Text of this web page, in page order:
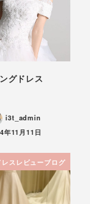
グドレス
i3t_admin
日
年11月11日
レスレビューブログ